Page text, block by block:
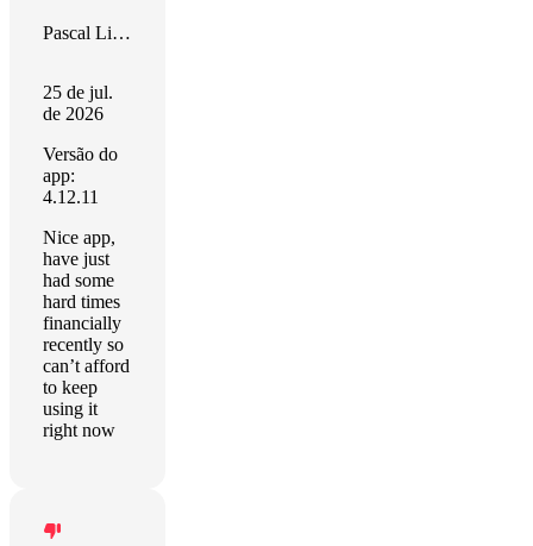
Pascal Lindo
25 de jul.
de 2026
Versão do
app:
4.12.11
Nice app,
have just
had some
hard times
financially
recently so
can’t afford
to keep
using it
right now